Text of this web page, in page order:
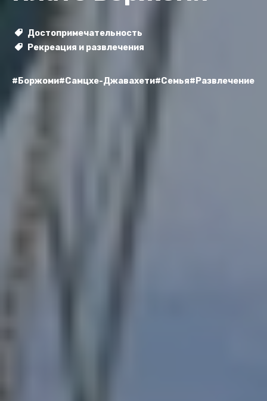
Достопримечательность
Рекреация и развлечения
#Боржоми#Самцхе-Джавахети#Семья#Развлечение